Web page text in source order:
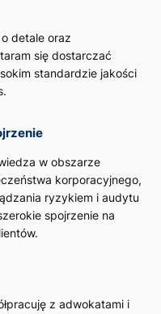
detale oraz
się dostarczać
standardzie jakości
w obszarze
korporacyjnego,
ryzykiem i audytu
spojrzenie na
z adwokatami i